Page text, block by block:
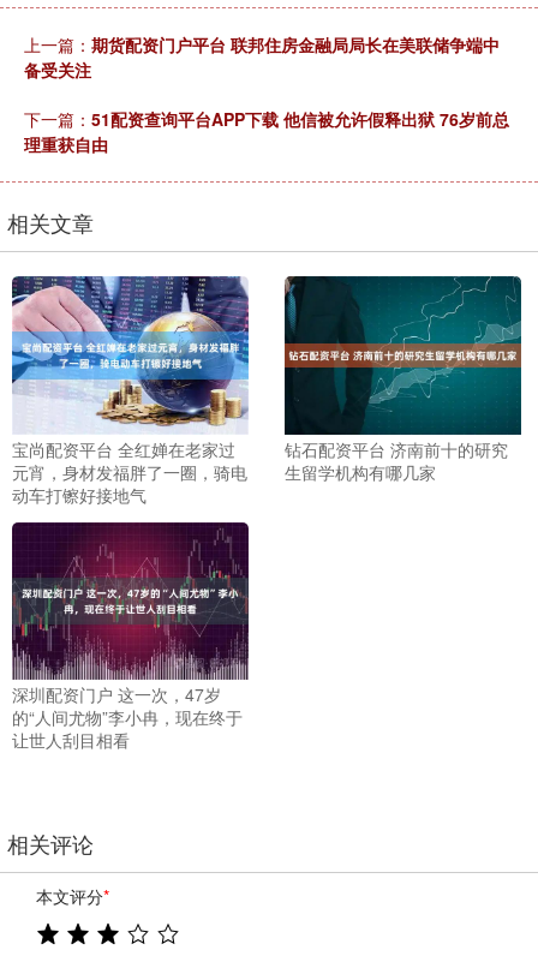
上一篇： 期货配资门户平台 联邦住房金融局局长在美联储争端中
备受关注
下一篇： 51配资查询平台APP下载 他信被允许假释出狱 76岁前总
理重获自由
相关文章
宝尚配资平台 全红婵在老家过
元宵，身材发福胖了一圈，骑电
动车打镲好接地气
钻石配资平台 济南前十的研究
生留学机构有哪几家
深圳配资门户 这一次，47岁
的“人间尤物”李小冉，现在终于
让世人刮目相看
相关评论
本文评分*